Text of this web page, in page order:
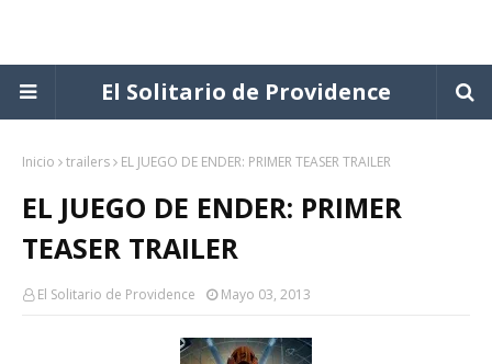
El Solitario de Providence
Inicio trailers EL JUEGO DE ENDER: PRIMER TEASER TRAILER
EL JUEGO DE ENDER: PRIMER
TEASER TRAILER
El Solitario de Providence Mayo 03, 2013